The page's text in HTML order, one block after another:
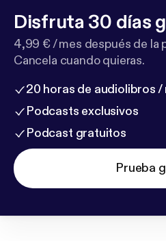
Disfruta 30 días
4,99 € / mes después de la
Cancela cuando quieras.
20 horas de audiolibros /
Podcasts exclusivos
Podcast gratuitos
Prueba